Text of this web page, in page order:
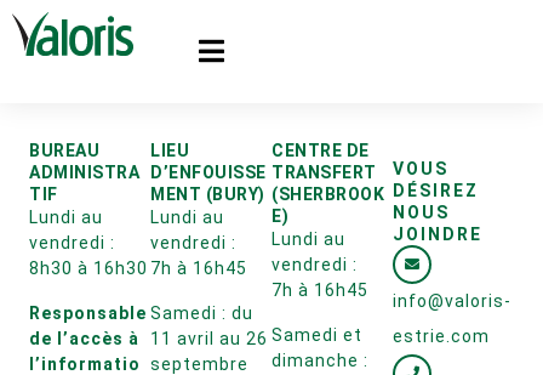
BUREAU
ADMINISTRA
TIF
Lundi au
vendredi :
8h30 à 16h30
Responsable
de l’accès à
l’informatio
LIEU
D’ENFOUISSE
MENT (BURY)
Lundi au
vendredi :
7h à 16h45
Samedi : du
11 avril au 26
septembre
CENTRE DE
TRANSFERT
(SHERBROOK
E)
Lundi au
vendredi :
7h à 16h45
Samedi et
dimanche :
VOUS
DÉSIREZ
NOUS
JOINDRE
info@valoris-
estrie.com